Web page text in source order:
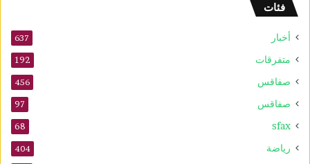
فئات
أخبار 637
متفرقات 192
صفاقس 456
صفاقس 97
sfax
68
رياضة 404